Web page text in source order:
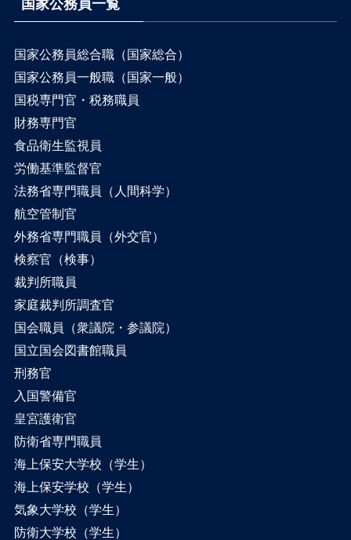
国家公務員一覧
国家公務員総合職（国家総合）
国家公務員一般職（国家一般）
国税専門官・税務職員
財務専門官
食品衛生監視員
労働基準監督官
法務省専門職員（人間科学）
航空管制官
外務省専門職員（外交官）
検察官（検事）
裁判所職員
家庭裁判所調査官
国会職員（衆議院・参議院）
国立国会図書館職員
刑務官
入国警備官
皇宮護衛官
防衛省専門職員
海上保安大学校（学生）
海上保安学校（学生）
気象大学校（学生）
防衛大学校（学生）